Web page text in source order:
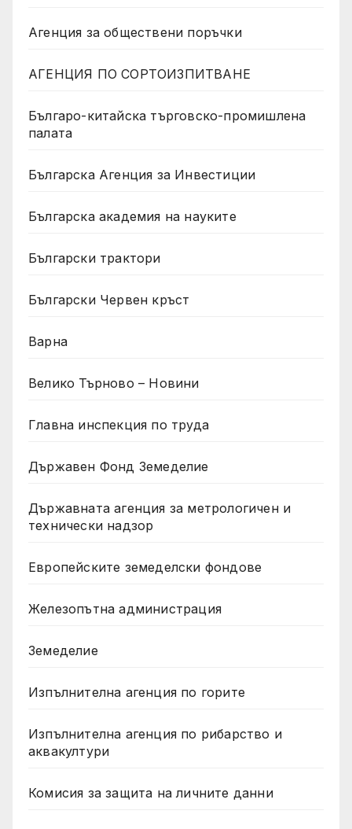
Агенция за обществени поръчки
АГЕНЦИЯ ПО СОРТОИЗПИТВАНЕ
Българо-китайска търговско-промишлена
палата
Българска Агенция за Инвестиции
Българска академия на науките
Български трактори
Български Червен кръст
Варна
Велико Търново – Новини
Главна инспекция по труда
Държавен Фонд Земеделие
Държавната агенция за метрологичен и
технически надзор
Европейските земеделски фондове
Железопътна администрация
Земеделие
Изпълнителна агенция по горите
Изпълнителна агенция по рибарство и
аквакултури
Комисия за защита на личните данни